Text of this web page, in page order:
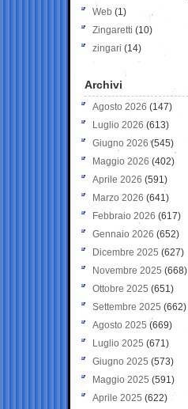
Web (1)
Zingaretti (10)
zingari (14)
Archivi
Agosto 2026 (147)
Luglio 2026 (613)
Giugno 2026 (545)
Maggio 2026 (402)
Aprile 2026 (591)
Marzo 2026 (641)
Febbraio 2026 (617)
Gennaio 2026 (652)
Dicembre 2025 (627)
Novembre 2025 (668)
Ottobre 2025 (651)
Settembre 2025 (662)
Agosto 2025 (669)
Luglio 2025 (671)
Giugno 2025 (573)
Maggio 2025 (591)
Aprile 2025 (622)